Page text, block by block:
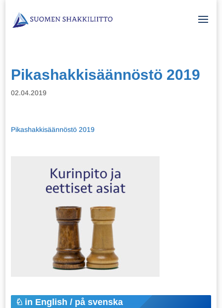
Pikashakkisäännöstö 2019
02.04.2019
Pikashakkisäännöstö 2019
in English / på svenska